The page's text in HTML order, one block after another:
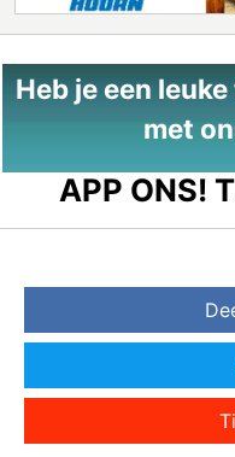
Heb je een
met
APP ONS!